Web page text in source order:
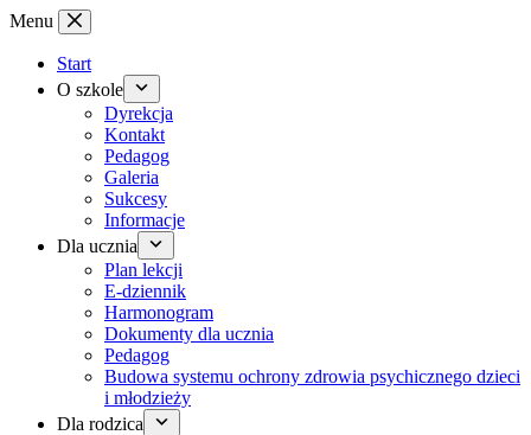
Przejdź
treści
Menu
Start
O szkole
Dyrekcja
Kontakt
Pedagog
Galeria
Sukcesy
Informacje
Dla ucznia
Plan lekcji
E-dziennik
Harmonogram
Dokumenty dla ucznia
Pedagog
Budowa systemu ochrony zdrowia psychicznego dzieci
i młodzieży
Dla rodzica